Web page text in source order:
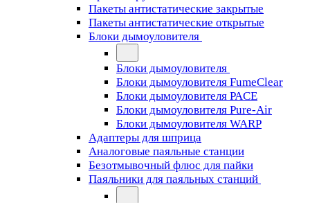
Пакеты антистатические закрытые
Пакеты антистатические открытые
Блоки дымоуловителя
Блоки дымоуловителя
Блоки дымоуловителя FumeClear
Блоки дымоуловителя PACE
Блоки дымоуловителя Pure-Air
Блоки дымоуловителя WARP
Адаптеры для шприца
Аналоговые паяльные станции
Безотмывочный флюс для пайки
Паяльники для паяльных станций